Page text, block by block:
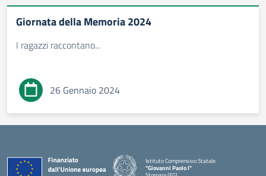
Giornata della Memoria 2024
I ragazzi raccontano...
26 Gennaio 2024
Istituto Comprensivo Statale
"Giovanni Paolo I"